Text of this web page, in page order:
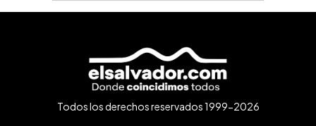
Todos los derechos reservados 1999-2026